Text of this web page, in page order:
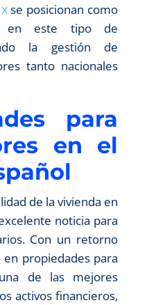
se posicionan como
en este tipo de
la gestión de
tanto nacionales
para
en el
de la vivienda en
noticia para
Con un retorno
propiedades para
de las mejores
activos financieros,